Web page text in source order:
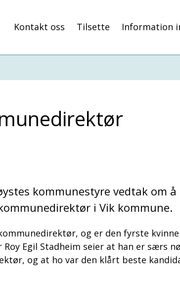
Kontakt oss Tilsette Information
kommunestyre vedtak om å
i Vik kommune.
og er den fyrste
Egil Stadheim seier at han er særs
og at ho var den klårt beste